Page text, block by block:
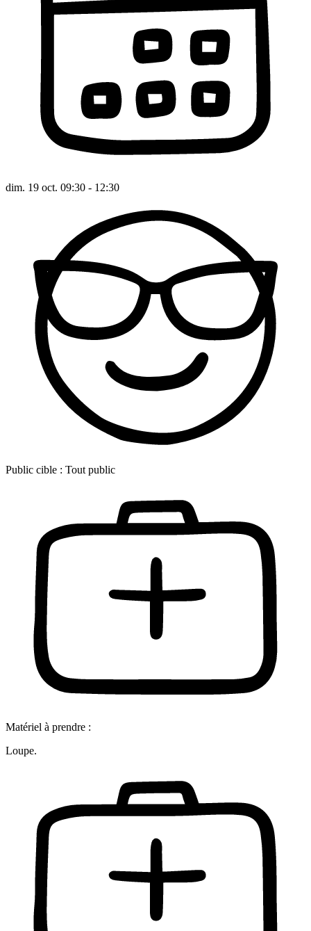
dim. 19 oct. 09:30 - 12:30
Public cible : Tout public
Matériel à prendre :
Loupe.